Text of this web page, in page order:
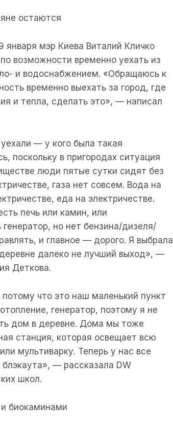
остаются
января мэр Киева Виталий Кличко
возможности временно уехать из
и водоснабжением. «Обращаюсь к
временно выехать за город, где
и тепла, сделать это», — написал
— у кого была такая
поскольку в пригородах ситуация
люди пятые сутки сидят без
газа нет совсем. Вода на
еда на электричестве.
печь или камин, или
но нет бензина/дизеля/
и главное — дорого. Я выбрала
далеко не лучший выход», —
Деткова.
что это наш маленький пункт
генератор, поэтому я не
дом в деревне. Дома мы тоже
станция, которая освещает всю
мультиварку. Теперь у нас все
— рассказала DW
школ.
биокаминами